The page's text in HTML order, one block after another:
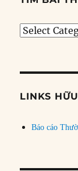
Tìm
đề
LINKS
Báo cáo